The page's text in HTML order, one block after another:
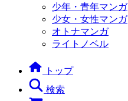
少年・青年マンガ
少女・女性マンガ
オトナマンガ
ライトノベル
トップ
検索